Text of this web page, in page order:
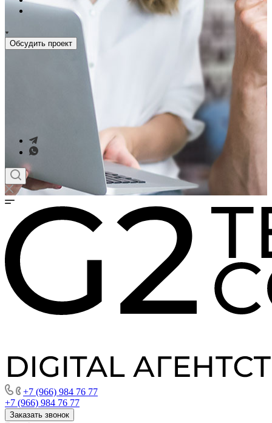
Обсудить проект
+7 (966) 984 76 77
+7 (966) 984 76 77
Заказать звонок